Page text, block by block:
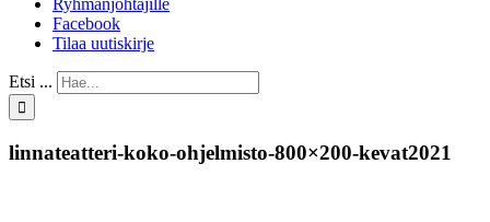
Ryhmänjohtajille
Facebook
Tilaa uutiskirje
Etsi ...
linnateatteri-koko-ohjelmisto-800×200-kevat2021